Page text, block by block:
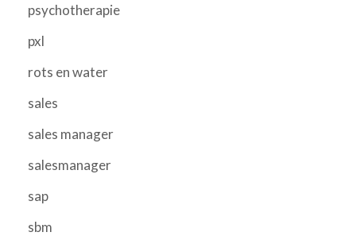
psychotherapie
pxl
rots en water
sales
sales manager
salesmanager
sap
sbm